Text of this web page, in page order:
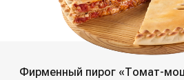
Фирменный пирог «Томат-